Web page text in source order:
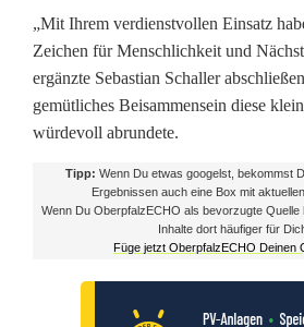
e
i
„Mit Ihrem verdienstvollen Einsatz
Zeichen für Menschlichkeit und
ergänzte Sebastian Schaller
gemütliches Beisammensein diese
würdevoll abrundete.
Tipp: Wenn Du etwas googelst, bekommst
Ergebnissen auch eine Box mit
Wenn Du OberpfalzECHO als bevorzugte
Inhalte dort häufiger für
Füge jetzt OberpfalzECHO Deinen